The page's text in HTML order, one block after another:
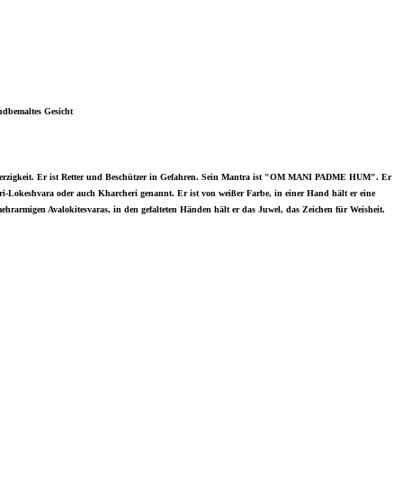
Gesicht
Er ist Retter und Beschützer in Gefahren. Sein Mantra ist "OM MANI PADME HUM". Er
Lokeshvara oder auch Kharcheri genannt. Er ist von weißer Farbe, in einer Hand hält er eine
Avalokitesvaras, in den gefalteten Händen hält er das Juwel, das Zeichen für Weisheit.